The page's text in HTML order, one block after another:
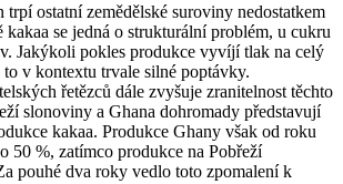
ostatní zemědělské suroviny nedostatkem
kakaa se jedná o strukturální problém, u cukru
Jakýkoli pokles produkce vyvíjí tlak na celý
v kontextu trvale silné poptávky.
řetězců dále zvyšuje zranitelnost těchto
slonoviny a Ghana dohromady představují
kakaa. Produkce Ghany však od roku
50 %, zatímco produkce na Pobřeží
pouhé dva roky vedlo toto zpomalení k